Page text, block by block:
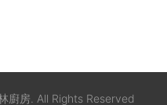
廚房. All Rights Reserved